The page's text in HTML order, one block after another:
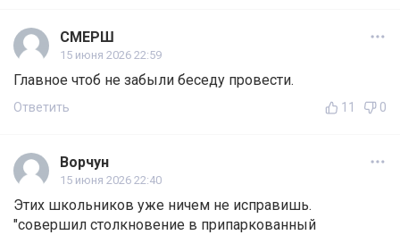
СМЕРШ
15 июня 2026 22:59
Главное чтоб не забыли беседу провести.
Ответить 11 0
Ворчун
15 июня 2026 22:40
Этих школьников уже ничем не исправишь.
"совершил столкновение в припаркованный